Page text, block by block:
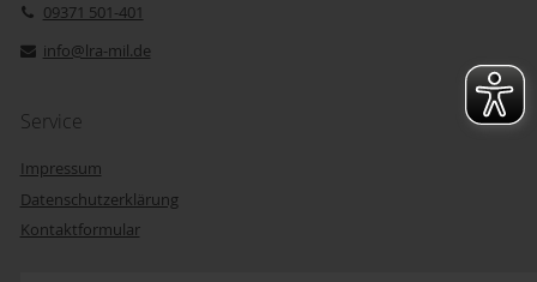
09371 501-401
info@lra-mil.de
Service
Impressum
Datenschutzerklärung
Kontaktformular